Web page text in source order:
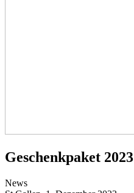
Geschenkpaket 2023
News